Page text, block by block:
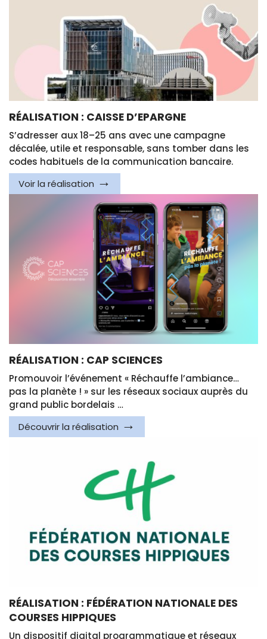
RÉALISATION : CAISSE D’EPARGNE
S’adresser aux 18–25 ans avec une campagne
décalée, utile et responsable, sans tomber dans les
codes habituels de la communication bancaire.
Voir la réalisation
RÉALISATION : CAP SCIENCES
Promouvoir l’événement « Réchauffe l’ambiance…
pas la planète ! » sur les réseaux sociaux auprès du
grand public bordelais …
Découvrir la réalisation
RÉALISATION : FÉDÉRATION NATIONALE DES
COURSES HIPPIQUES
Un dispositif digital programmatique et réseaux